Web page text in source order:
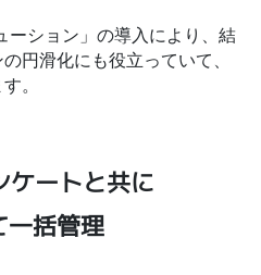
ーション」の導入により、結
円滑化にも役立っていて、
。
ケートと共に
一括管理